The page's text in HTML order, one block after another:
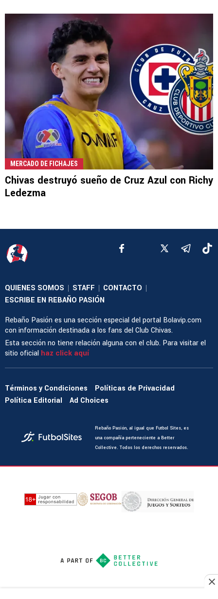
MERCADO DE FICHAJES
Chivas destruyó sueño de Cruz Azul con Richy
Ledezma
QUIENES SOMOS | STAFF | CONTACTO |
ESCRIBE EN REBAÑO PASIÓN
Rebaño Pasión es una sección especial del portal Bolavip.com
con información destinada a los fans del Club Chivas.
Esta sección no tiene relación alguna con el club. Para visitar el
sitio oficial haz click aquí
Términos y Condiciones
Políticas de Privacidad
Política Editorial
Ad Choices
Rebaño Pasión, al igual que Futbol Sites, es
una compañía perteneciente a Better
Collective. Todos los derechos reservados.